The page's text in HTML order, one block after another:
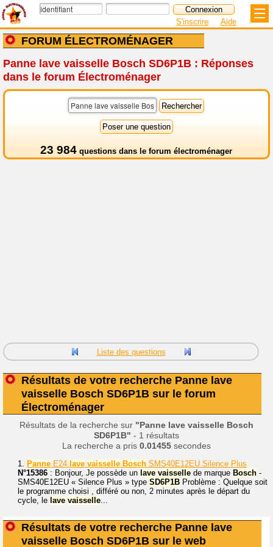
FORUM ÉLECTROMÉNAGER
S'inscrire Aide
Panne lave vaisselle Bosch SD6P1B : Réponses
dans le forum Électroménager
23 984 questions dans le forum électroménager
Liste des questions
Résultats de votre recherche Panne lave
vaisselle Bosch SD6P1B sur le forum
Électroménager
Résultats de la recherche sur "Panne lave vaisselle Bosch
SD6P1B" - 1 résultats
La recherche a pris 0.01455 secondes
1. Panne E24 lave vaisselle Bosch SMS40E12EU Silence Plus
N°15386 : Bonjour, Je possède un lave vaisselle de marque Bosch -
SMS40E12EU « Silence Plus » type SD6P1B Problème : Quelque soit
le programme choisi , différé ou non, 2 minutes après le départ du
cycle, le lave vaisselle
Résultats de votre recherche Panne lave
vaisselle Bosch SD6P1B sur le web